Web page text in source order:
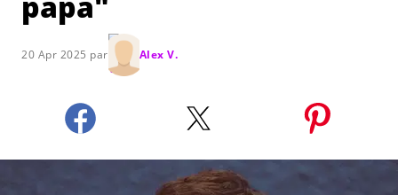
20 Apr 2025 par Alex V.